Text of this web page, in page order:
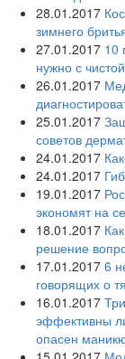
28.01.2017
зимнего
27.01.2017 10
нужно с
26.01.2017
25.01.2017
советов
24.01.2017
24.01.2017
19.01.2017
экономят на
18.01.2017
решение
17.01.2017 6
говорящих о
16.01.2017
эффективны
опасен